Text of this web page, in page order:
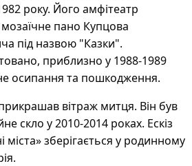
року. Його амфітеатр
пано Купцова
під назвою "Казки".
приблизно у 1988-1989
осипання та пошкодження.
вітраж митця. Він був
скло у 2010-2014 роках. Ескіз
міста» зберігається у родинному